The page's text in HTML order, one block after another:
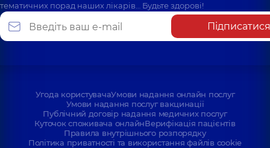
тематичних порад наших лікарів… Будьте здорові!
Підписатися
Угода користувачаУмови надання онлайн послуг
Умови надання послуг вакцинації
Публічний договір надання медичних послуг
Куточок споживача онлайнВерифікація пацієнтів
Правила внутрішнього розпорядку
Політика приватності та використання файлів cookie